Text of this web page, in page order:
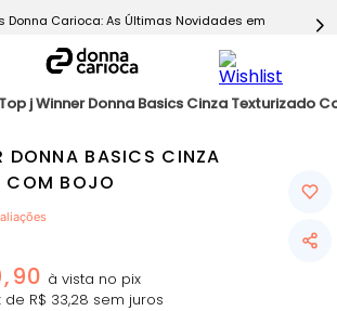
Donna Carioca: As Últimas Novidades em Moda
Top j Winner Donna Basics Cinza Texturizado
DONNA BASICS CINZA
COM BOJO
,90
de R$ 33,28 sem juros